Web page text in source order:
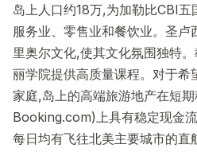
岛上人口约18万,为加勒比CBI
服务业、零售业和餐饮业。圣
里奥尔文化,使其文化氛围独特
丽学院提供高质量课程。对于希
家庭,岛上的高端旅游地产在短
Booking.com)上具有稳定现金
每日均有飞往北美主要城市的直